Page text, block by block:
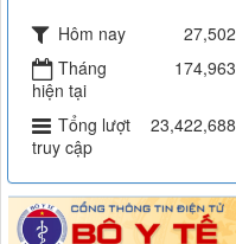
Hôm nay
27,502
Tháng
hiện tại
174,963
Tổng lượt
truy cập
23,422,688